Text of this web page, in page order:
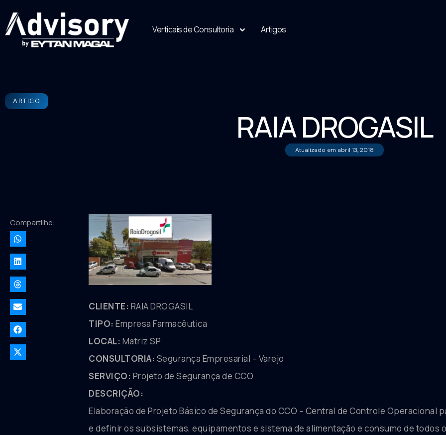
Verticais de Consultoria Artigos
ARTIGO
RAIA DROGASIL
Atualizado em abril 13, 2018
Compartilhe:
CLIENTE: RAIA DROGASIL
TIPO: Empresa Farmacêutica
LOCAL: Matriz SP
CONSULTORIA: Segurança Empresarial – Varejo
SERVIÇO: Projeto de Segurança de CCO
DESCRIÇÃO:
Elaboração de Projeto Básico de Segurança do CCO – Central de Controle Operacional
e definir os subsistemas, equipamentos e sistema de alimentação e consumo de todos